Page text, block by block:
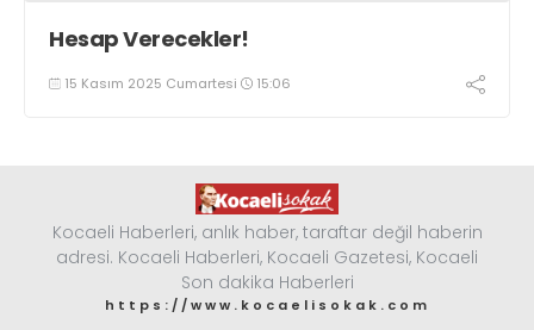
Hesap Verecekler!
15 Kasım 2025 Cumartesi 15:06
Kocaeli Haberleri, anlık haber, taraftar değil haberin
adresi. Kocaeli Haberleri, Kocaeli Gazetesi, Kocaeli
Son dakika Haberleri
https://www.kocaelisokak.com